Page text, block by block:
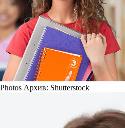
Архив: Shutterstock